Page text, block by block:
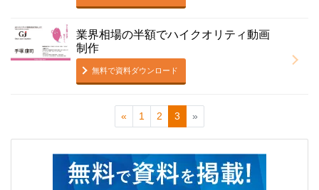
業界相場の半額でハイクオリティ動画
制作
無料で資料ダウンロード
« 1 2 3 »